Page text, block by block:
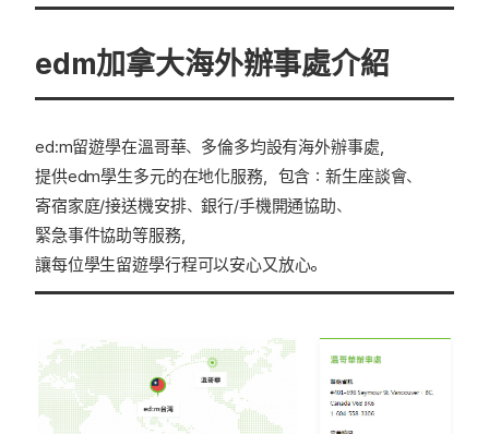
edm加拿大海外辦事處介紹
ed:m留遊學在溫哥華、 多倫多均設有海外辦事處，
提供edm學生多元的在地化服務，包含：新生座談會、
寄宿家庭/接送機安排、銀行/手機開通協助、
緊急事件協助等服務，
讓每位學生留遊學行程可以安心又放心。